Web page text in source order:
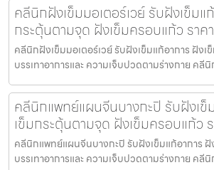
คลีนิกฝังเข็มมอเตอร์เวย์ รับฝังเข็มแ
กระตุ้นตามจุด ฝังเข็มครอบแก้ว ราค
คลีนิกฝังเข็มมอเตอร์เวย์ รับฝังเข็มแก้อาการ ฝัง
บรรเทาอาการและ ความเจ็บปวดตามร่างกาย คลี
คลีนิกแพทย์แผนจีนบางกะปิ รับฝังเข็
เข็มกระตุ้นตามจุด ฝังเข็มครอบแก้ว
คลีนิกแพทย์แผนจีนบางกะปิ รับฝังเข็มแก้อาการ
บรรเทาอาการและ ความเจ็บปวดตามร่างกาย ค